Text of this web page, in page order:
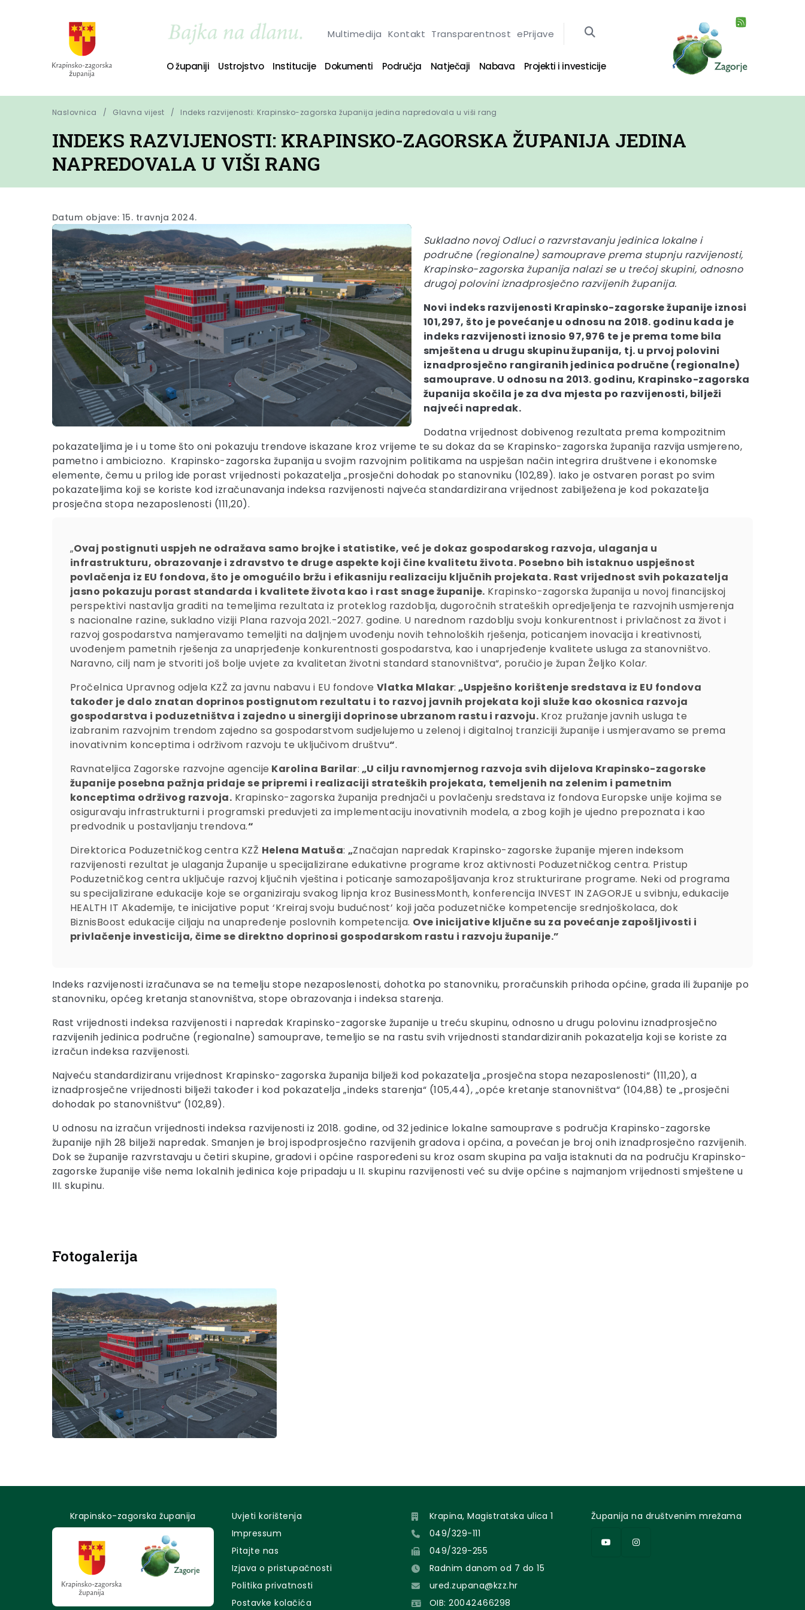
Multimedija Kontakt Transparentnost ePrijave
O županiji Ustrojstvo Institucije Dokumenti Područja Natječaji Nabava Projekti i investicije
Naslovnica Glavna vijest Indeks razvijenosti: Krapinsko-zagorska županija jedina napredovala u viši rang
INDEKS RAZVIJENOSTI: KRAPINSKO-ZAGORSKA ŽUPANIJA JEDINA
NAPREDOVALA U VIŠI RANG
Datum objave: 15. travnja 2024.
Sukladno novoj Odluci o razvrstavanju jedinica lokalne i
područne (regionalne) samouprave prema stupnju razvijenosti,
Krapinsko-zagorska županija nalazi se u trećoj skupini, odnosno
drugoj polovini iznadprosječno razvijenih županija.
Novi indeks razvijenosti Krapinsko-zagorske županije iznosi
101,297, što je povećanje u odnosu na 2018. godinu kada je
indeks razvijenosti iznosio 97,976 te je prema tome bila
smještena u drugu skupinu županija, tj. u prvoj polovini
iznadprosječno rangiranih jedinica područne (regionalne)
samouprave. U odnosu na 2013. godinu, Krapinsko-zagorska
županija skočila je za dva mjesta po razvijenosti, bilježi
najveći napredak.
Dodatna vrijednost dobivenog rezultata prema kompozitnim
pokazateljima je i u tome što oni pokazuju trendove iskazane kroz vrijeme te su dokaz da se Krapinsko-zagorska županija razvija usmjereno,
pametno i ambiciozno. Krapinsko-zagorska županija u svojim razvojnim politikama na uspješan način integrira društvene i ekonomske
elemente, čemu u prilog ide porast vrijednosti pokazatelja „prosječni dohodak po stanovniku (102,89). Iako je ostvaren porast po svim
pokazateljima koji se koriste kod izračunavanja indeksa razvijenosti najveća standardizirana vrijednost zabilježena je kod pokazatelja
prosječna stopa nezaposlenosti (111,20).
„Ovaj postignuti uspjeh ne odražava samo brojke i statistike, već je dokaz gospodarskog razvoja, ulaganja u
infrastrukturu, obrazovanje i zdravstvo te druge aspekte koji čine kvalitetu života. Posebno bih istaknuo uspješnost
povlačenja iz EU fondova, što je omogućilo bržu i efikasniju realizaciju ključnih projekata. Rast vrijednost svih pokazatelja
jasno pokazuju porast standarda i kvalitete života kao i rast snage županije. Krapinsko-zagorska županija u novoj financijskoj
perspektivi nastavlja graditi na temeljima rezultata iz proteklog razdoblja, dugoročnih strateških opredjeljenja te razvojnih usmjerenja
s nacionalne razine, sukladno viziji Plana razvoja 2021.-2027. godine. U narednom razdoblju svoju konkurentnost i privlačnost za život i
razvoj gospodarstva namjeravamo temeljiti na daljnjem uvođenju novih tehnoloških rješenja, poticanjem inovacija i kreativnosti,
uvođenjem pametnih rješenja za unaprjeđenje konkurentnosti gospodarstva, kao i unaprjeđenje kvalitete usluga za stanovništvo.
Naravno, cilj nam je stvoriti još bolje uvjete za kvalitetan životni standard stanovništva“, poručio je župan Željko Kolar.
Pročelnica Upravnog odjela KZŽ za javnu nabavu i EU fondove Vlatka Mlakar: „Uspješno korištenje sredstava iz EU fondova
također je dalo znatan doprinos postignutom rezultatu i to razvoj javnih projekata koji služe kao okosnica razvoja
gospodarstva i poduzetništva i zajedno u sinergiji doprinose ubrzanom rastu i razvoju. Kroz pružanje javnih usluga te
izabranim razvojnim trendom zajedno sa gospodarstvom sudjelujemo u zelenoj i digitalnoj tranziciji županije i usmjeravamo se prema
inovativnim konceptima i održivom razvoju te uključivom društvu“.
Ravnateljica Zagorske razvojne agencije Karolina Barilar: „U cilju ravnomjernog razvoja svih dijelova Krapinsko-zagorske
županije posebna pažnja pridaje se pripremi i realizaciji strateških projekata, temeljenih na zelenim i pametnim
konceptima održivog razvoja. Krapinsko-zagorska županija prednjači u povlačenju sredstava iz fondova Europske unije kojima se
osiguravaju infrastrukturni i programski preduvjeti za implementaciju inovativnih modela, a zbog kojih je ujedno prepoznata i kao
predvodnik u postavljanju trendova.“
Direktorica Poduzetničkog centra KZŽ Helena Matuša: „Značajan napredak Krapinsko-zagorske županije mjeren indeksom
razvijenosti rezultat je ulaganja Županije u specijalizirane edukativne programe kroz aktivnosti Poduzetničkog centra. Pristup
Poduzetničkog centra uključuje razvoj ključnih vještina i poticanje samozapošljavanja kroz strukturirane programe. Neki od programa
su specijalizirane edukacije koje se organiziraju svakog lipnja kroz BusinessMonth, konferencija INVEST IN ZAGORJE u svibnju, edukacije
HEALTH IT Akademije, te inicijative poput ‘Kreiraj svoju budućnost’ koji jača poduzetničke kompetencije srednjoškolaca, dok
BiznisBoost edukacije ciljaju na unapređenje poslovnih kompetencija. Ove inicijative ključne su za povećanje zapošljivosti i
privlačenje investicija, čime se direktno doprinosi gospodarskom rastu i razvoju županije.”
Indeks razvijenosti izračunava se na temelju stope nezaposlenosti, dohotka po stanovniku, proračunskih prihoda općine, grada ili županije po
stanovniku, općeg kretanja stanovništva, stope obrazovanja i indeksa starenja.
Rast vrijednosti indeksa razvijenosti i napredak Krapinsko-zagorske županije u treću skupinu, odnosno u drugu polovinu iznadprosječno
razvijenih jedinica područne (regionalne) samouprave, temeljio se na rastu svih vrijednosti standardiziranih pokazatelja koji se koriste za
izračun indeksa razvijenosti.
Najveću standardiziranu vrijednost Krapinsko-zagorska županija bilježi kod pokazatelja „prosječna stopa nezaposlenosti“ (111,20), a
iznadprosječne vrijednosti bilježi također i kod pokazatelja „indeks starenja“ (105,44), „opće kretanje stanovništva“ (104,88) te „prosječni
dohodak po stanovništvu“ (102,89).
U odnosu na izračun vrijednosti indeksa razvijenosti iz 2018. godine, od 32 jedinice lokalne samouprave s područja Krapinsko-zagorske
županije njih 28 bilježi napredak. Smanjen je broj ispodprosječno razvijenih gradova i općina, a povećan je broj onih iznadprosječno razvijenih.
Dok se županije razvrstavaju u četiri skupine, gradovi i općine raspoređeni su kroz osam skupina pa valja istaknuti da na području Krapinsko-
zagorske županije više nema lokalnih jedinica koje pripadaju u II. skupinu razvijenosti već su dvije općine s najmanjom vrijednosti smještene u
III. skupinu.
Fotogalerija
Krapinsko-zagorska županija
Uvjeti korištenja
Impressum
Pitajte nas
Izjava o pristupačnosti
Politika privatnosti
Postavke kolačića
Krapina, Magistratska ulica 1
049/329-111
049/329-255
Radnim danom od 7 do 15
ured.zupana@kzz.hr
OIB: 20042466298
Županija na društvenim mrežama